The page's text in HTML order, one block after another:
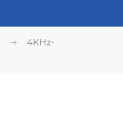
4KHz-